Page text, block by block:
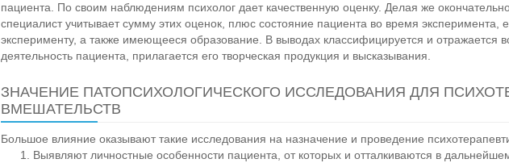
пациента. По своим наблюдениям психолог дает качественную оценку. Делая же
специалист учитывает сумму этих оценок, плюс состояние пациента во время эксперимента,
эксперименту, а также имеющееся образование. В выводах классифицируется и отражается
деятельность пациента, прилагается его творческая продукция и высказывания.
ЗНАЧЕНИЕ ПАТОПСИХОЛОГИЧЕСКОГО ИССЛЕДОВАНИЯ ДЛЯ
ВМЕШАТЕЛЬСТВ
Большое влияние оказывают такие исследования на назначение и проведение
Выявляют личностные особенности пациента, от которых и отталкиваются в